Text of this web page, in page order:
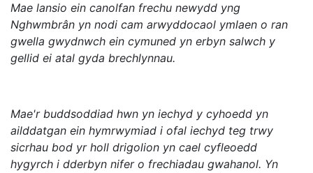
Mae lansio ein canolfan frechu newydd yng
Nghwmbrân yn nodi cam arwyddocaol ymlaen o ran
gwella gwydnwch ein cymuned yn erbyn salwch y
gellid ei atal gyda brechlynnau.
Mae'r buddsoddiad hwn yn iechyd y cyhoedd yn
ailddatgan ein hymrwymiad i ofal iechyd teg trwy
sicrhau bod yr holl drigolion yn cael cyfleoedd
hygyrch i dderbyn nifer o frechiadau gwahanol. Yn